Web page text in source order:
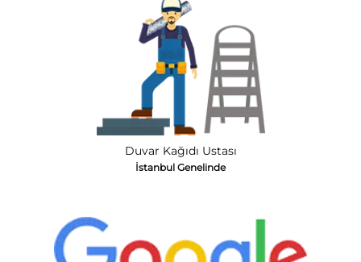
Duvar Kağıdı Ustası
İstanbul Genelinde